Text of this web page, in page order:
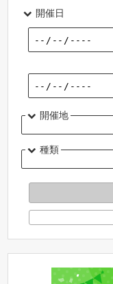
開催日
開催地
種類